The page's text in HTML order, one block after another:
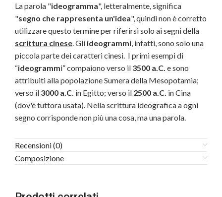
La parola "ideogramma", letteralmente, significa
"segno che rappresenta un'idea", quindi non è corretto
utilizzare questo termine per riferirsi solo ai segni della
scrittura cinese . Gli ideogrammi , infatti, sono solo una
piccola parte dei caratteri cinesi. I primi esempi di
“ideogrammi” compaiono verso il 3500 a.C. e sono
attribuiti alla popolazione Sumera della Mesopotamia;
verso il 3000 a.C. in Egitto; verso il 2500 a.C. in Cina
(dov'è tuttora usata). Nella scrittura ideografica a ogni
segno corrisponde non più una cosa, ma una parola.
Recensioni (0)
Composizione